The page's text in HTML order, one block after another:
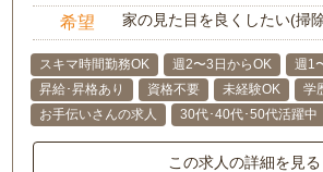
希望 家の見た目を良くしたい(掃
スキマ時間勤務OK 週2〜3日からOK 週1
昇給･昇格あり
資格不要 未経験OK 学
お手伝いさんの求人
30代･40代･50代活躍中
この求人の詳細を見る